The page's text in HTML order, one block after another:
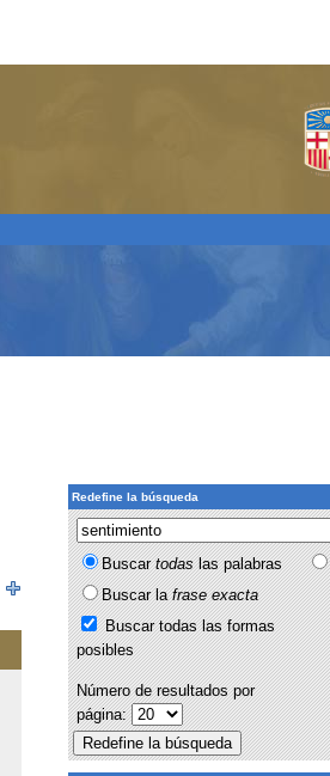
Redefine la búsqueda
Buscartodaslas palabras
Buscar lafrase exacta
Buscar todas las formas
posibles
Número de resultados por
página: